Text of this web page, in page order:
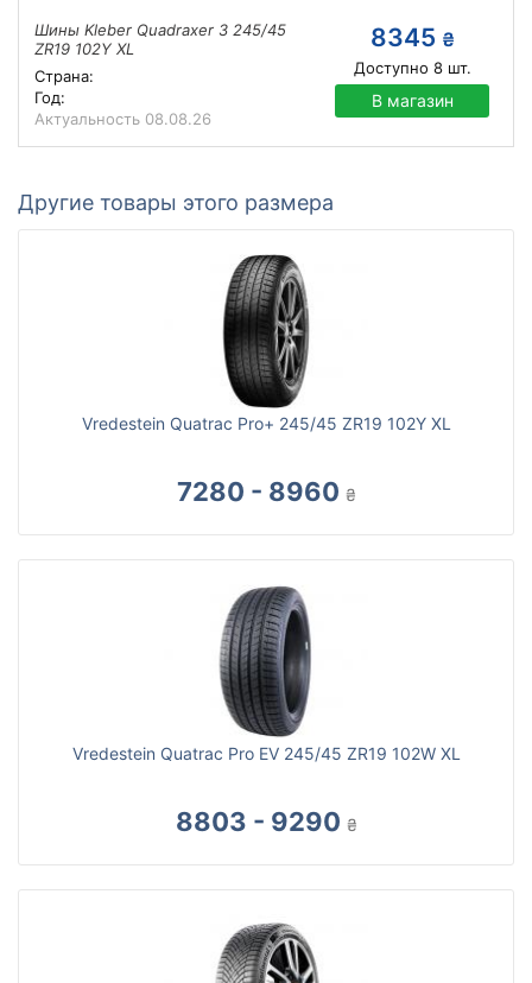
Шины Kleber Quadraxer 3 245/45
ZR19 102Y XL
Страна:
Год:
Актуальность 08.08.26
8345 ₴
Доступно 8шт.
В магазин
Другие товары этого размера
Vredestein Quatrac Pro+ 245/45 ZR19 102Y XL
7280 - 8960 ₴
Vredestein Quatrac Pro EV 245/45 ZR19 102W XL
8803 - 9290 ₴